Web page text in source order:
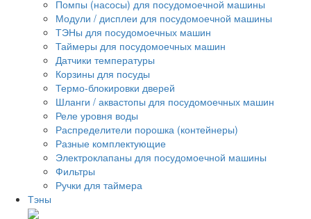
Помпы (насосы) для посудомоечной машины
Модули / дисплеи для посудомоечной машины
ТЭНы для посудомоечных машин
Таймеры для посудомоечных машин
Датчики температуры
Корзины для посуды
Термо-блокировки дверей
Шланги / аквастопы для посудомоечных машин
Реле уровня воды
Распределители порошка (контейнеры)
Разные комплектующие
Электроклапаны для посудомоечной машины
Фильтры
Ручки для таймера
Тэны